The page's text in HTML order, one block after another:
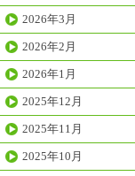
2026年3月
2026年2月
2026年1月
2025年12月
2025年11月
2025年10月